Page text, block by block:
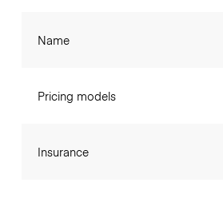
Name
Pricing models
Insurance